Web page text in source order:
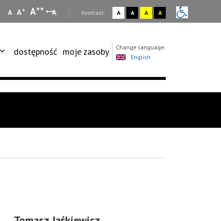
A A+ A++ A Kontrast: A A A A
dostępność moje zasoby
Change language:
English